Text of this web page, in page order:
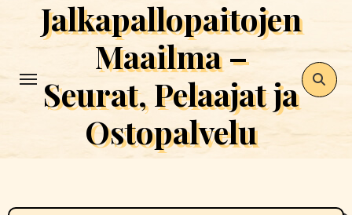
Jalkapallopaitojen
Maailma –
Seurat, Pelaajat ja
Ostopalvelu